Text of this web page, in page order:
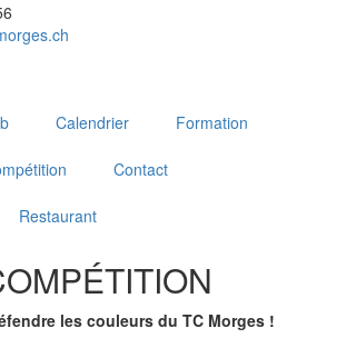
Calendrier Formation
Contact
Restaurant
les couleurs du TC Morges !